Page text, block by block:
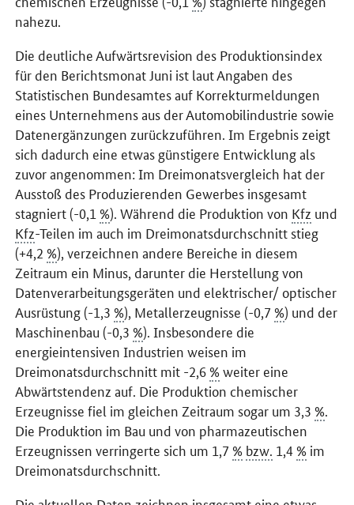
nahezu.
Die deutliche Aufwärtsrevision des Produktionsindex
für den Berichtsmonat Juni ist laut Angaben des
Statistischen Bundesamtes auf Korrekturmeldungen
eines Unternehmens aus der Automobilindustrie sowie
Datenergänzungen zurückzuführen. Im Ergebnis zeigt
sich dadurch eine etwas günstigere Entwicklung als
zuvor angenommen: Im Dreimonatsvergleich hat der
Ausstoß des Produzierenden Gewerbes insgesamt
stagniert (-0,1 %). Während die Produktion von Kfz und
Kfz-Teilen im auch im Dreimonatsdurchschnitt stieg
(+4,2 %), verzeichnen andere Bereiche in diesem
Zeitraum ein Minus, darunter die Herstellung von
Datenverarbeitungsgeräten und elektrischer/ optischer
Ausrüstung (-1,3 %), Metallerzeugnisse (-0,7 %) und der
Maschinenbau (-0,3 %). Insbesondere die
energieintensiven Industrien weisen im
Dreimonatsdurchschnitt mit -2,6 % weiter eine
Abwärtstendenz auf. Die Produktion chemischer
Erzeugnisse fiel im gleichen Zeitraum sogar um 3,3 %.
Die Produktion im Bau und von pharmazeutischen
Erzeugnissen verringerte sich um 1,7 % bzw. 1,4 % im
Dreimonatsdurchschnitt.